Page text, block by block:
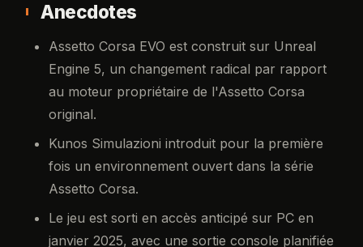
Anecdotes
Assetto Corsa EVO est construit sur Unreal
Engine 5, un changement radical par rapport
au moteur propriétaire de l'Assetto Corsa
original.
Kunos Simulazioni introduit pour la première
fois un environnement ouvert dans la série
Assetto Corsa.
Le jeu est sorti en accès anticipé sur PC en
janvier 2025, avec une sortie console planifiée